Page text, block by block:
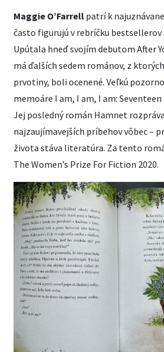
Maggie O’Farrell patrí k
často figurujú v rebríčku bestsellerov
Upútala hneď svojím debutom After
má ďalších sedem románov, z
prvotiny, boli ocenené. Veľkú
memoáre I am, I am, I am:
Jej posledný román Hamnet
najzaujímavejších príbehov vôbec –
života stáva literatúra. Za tento
The Women’s Prize For Fiction 2020.